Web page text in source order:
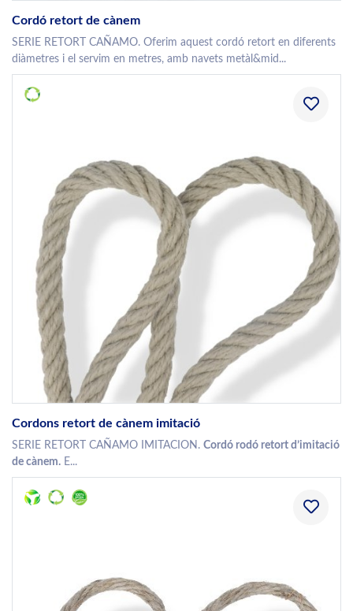
Cordó retort de cànem
SERIE RETORT CAÑAMO. Oferim aquest cordó retort en diferents
diàmetres i el servim en metres, amb navets metàl&mid...
Cordons retort de cànem imitació
SERIE RETORT CAÑAMO IMITACION. Cordó rodó retort d’imitació
de cànem. E...